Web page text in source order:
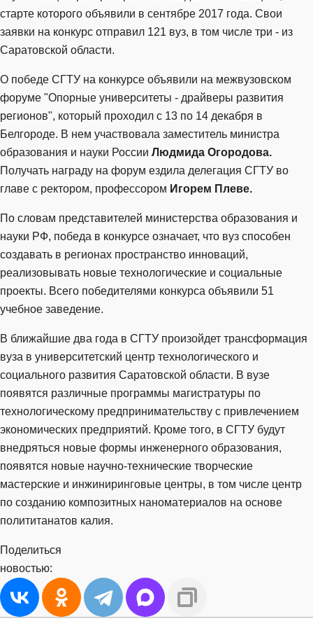
старте которого объявили в сентябре 2017 года. Свои
заявки на конкурс отправил 121 вуз, в том числе три - из
Саратовской области.
О победе СГТУ на конкурсе объявили на межвузовском
форуме "Опорные университеты - драйверы развития
регионов", который проходил с 13 по 14 декабря в
Белгороде. В нем участвовала заместитель министра
образования и науки России Людмида Огородова.
Получать награду на форум ездила делегация СГТУ во
главе с ректором, профессором Игорем Плеве.
По словам представителей министерства образования и
науки РФ, победа в конкурсе означает, что вуз способен
создавать в регионах пространство инноваций,
реализовывать новые технологические и социальные
проекты. Всего победителями конкурса объявили 51
учебное заведение.
В ближайшие два года в СГТУ произойдет трансформация
вуза в университетский центр технологического и
социального развития Саратовской области. В вузе
появятся различные программы магистратуры по
технологическому предпринимательству с привлечением
экономических предприятий. Кроме того, в СГТУ будут
внедряться новые формы инженерного образования,
появятся новые научно-технические творческие
мастерские и инжиниринговые центры, в том числе центр
по созданию композитных наноматериалов на основе
полититанатов калия.
Поделиться
новостью: